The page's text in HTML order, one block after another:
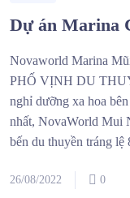
Dự án Marina
Novaworld Marina
PHỐ VỊNH DU
nghỉ dưỡng xa hoa
nhất, NovaWorld Mui
bến du thuyền tráng
26/08/2022 0